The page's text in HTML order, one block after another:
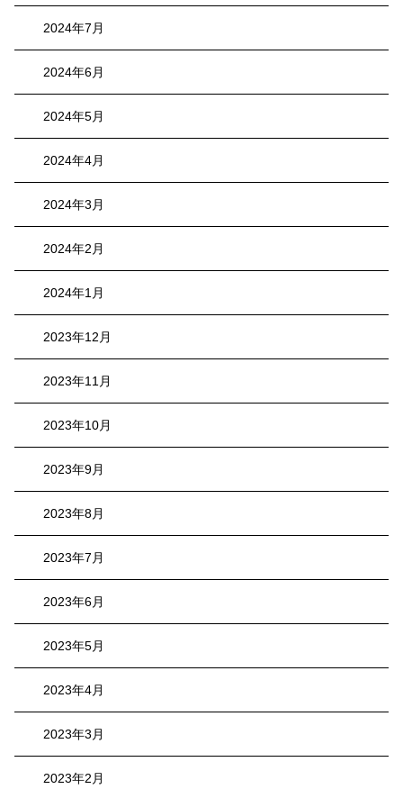
2024年7月
2024年6月
2024年5月
2024年4月
2024年3月
2024年2月
2024年1月
2023年12月
2023年11月
2023年10月
2023年9月
2023年8月
2023年7月
2023年6月
2023年5月
2023年4月
2023年3月
2023年2月